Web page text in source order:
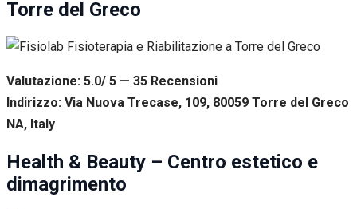
Torre del Greco
Valutazione: 5.0/ 5 — 35 Recensioni
Indirizzo: Via Nuova Trecase, 109, 80059 Torre del Greco
NA, Italy
Health & Beauty – Centro estetico e
dimagrimento